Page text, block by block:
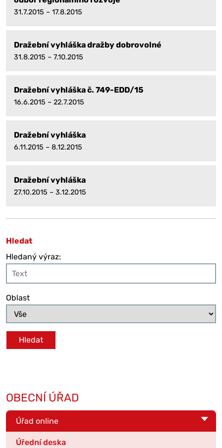
31.7.2015 – 17.8.2015
Dražební vyhláška dražby dobrovolné
31.8.2015 – 7.10.2015
Dražební vyhláška č. 749-EDD/15
16.6.2015 – 22.7.2015
Dražební vyhláška
6.11.2015 – 8.12.2015
Dražební vyhláška
27.10.2015 – 3.12.2015
Hledat
Hledaný výraz:
Oblast
OBECNÍ ÚŘAD
Úřad online
Úřední deska